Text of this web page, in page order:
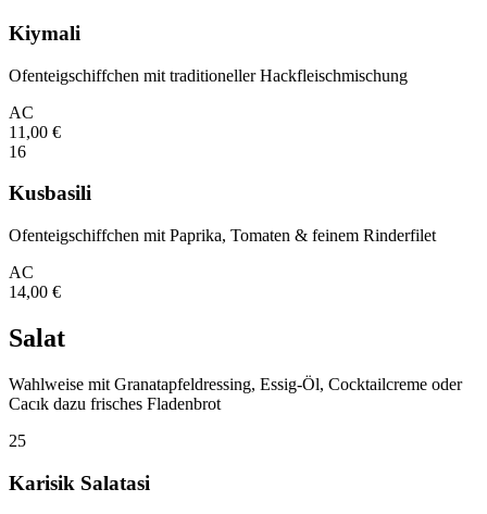
Kiymali
Ofenteigschiffchen mit traditioneller Hackfleischmischung
AC
11,00 €
16
Kusbasili
Ofenteigschiffchen mit Paprika, Tomaten & feinem Rinderfilet
AC
14,00 €
Salat
Wahlweise mit Granatapfeldressing, Essig-Öl, Cocktailcreme oder
Cacık dazu frisches Fladenbrot
25
Karisik Salatasi